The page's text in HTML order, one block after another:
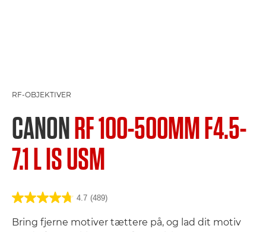
RF-OBJEKTIVER
CANONRF 100-500MM F4.5-
7.1 L IS USM
4.7 (489)
Bring fjerne motiver tættere på, og lad dit motiv